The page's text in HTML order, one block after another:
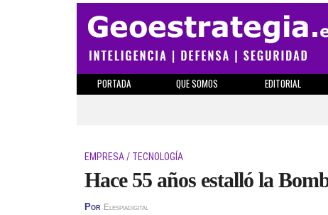
PORTADA QUE SOMOS EDITORIAL
EMPRESA / TECNOLOGÍA
Hace 55 años estalló la
Por Elespiadigital